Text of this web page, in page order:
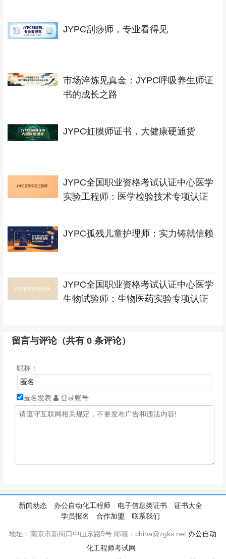
JYPC刮痧师，专业看得见
市场淬炼见真金：JYPC呼吸养生师证
书的成长之路
JYPC虹膜师证书，大健康硬通货
JYPC全国职业资格考试认证中心医学
实验工程师：医学检验技术专项认证
JYPC孤残儿童护理师：实力铸就信赖
JYPC全国职业资格考试认证中心医学
生物试验师：生物医药实验专项认证
留言与评论（共有0 条评论）
昵称：
匿名发表 登录账号
新闻动态 办公自动化工程师 电子信息类证书
证书大全
学员报名
合作加盟 联系我们
地址：南京市新街口中山东路9号 邮箱：china@zgks.net 办公自动
化工程师考试网